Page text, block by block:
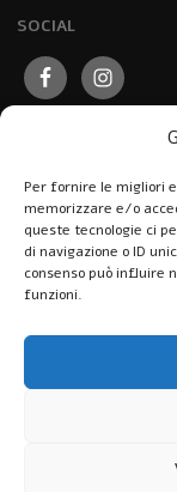
Per fornire le migliori
memorizzare e/o
queste tecnologie ci
di navigazione o ID
consenso può influire
funzioni.
SOCIAL
Pasticceria Caffè